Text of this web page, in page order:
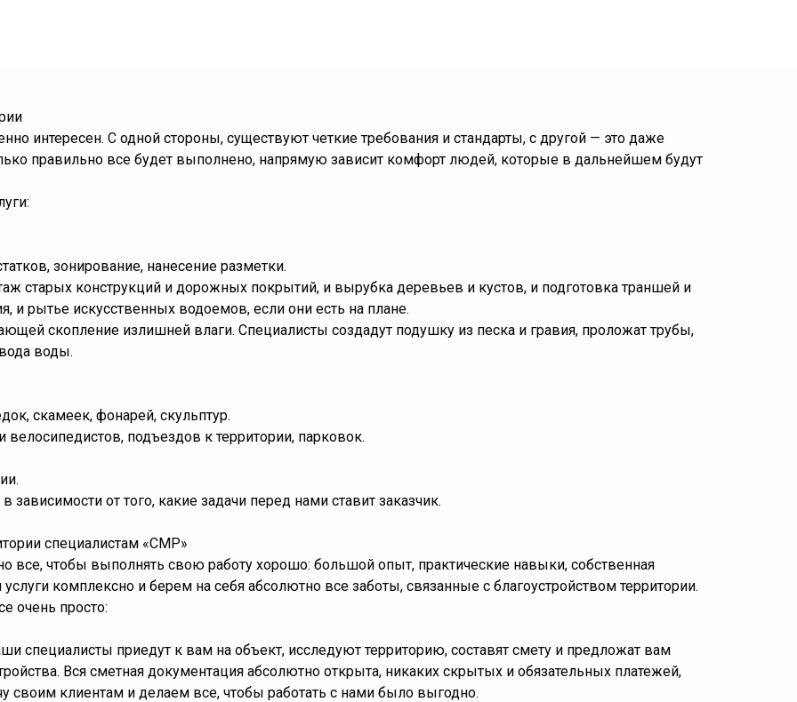
интересен. С одной стороны, существуют четкие требования и стандарты, с другой — это даже
правильно все будет выполнено, напрямую зависит комфорт людей, которые в дальнейшем будут
зонирование, нанесение разметки.
старых конструкций и дорожных покрытий, и вырубка деревьев и кустов, и подготовка траншей и
и рытье искусственных водоемов, если они есть на плане.
скопление излишней влаги. Специалисты создадут подушку из песка и гравия, проложат трубы,
воды.
скамеек, фонарей, скульптур.
подъездов к территории, парковок.
от того, какие задачи перед нами ставит заказчик.
специалистам «СМР»
все, чтобы выполнять свою работу хорошо: большой опыт, практические навыки, собственная
комплексно и берем на себя абсолютно все заботы, связанные с благоустройством территории.
очень просто:
специалисты приедут к вам на объект, исследуют территорию, составят смету и предложат вам
Вся сметная документация абсолютно открыта, никаких скрытых и обязательных платежей,
клиентам и делаем все, чтобы работать с нами было выгодно.